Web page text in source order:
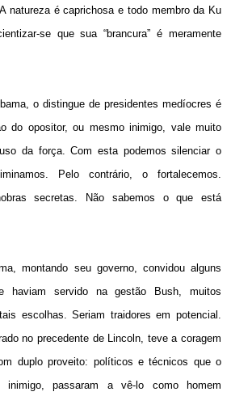
natureza é caprichosa e todo membro da Ku
se que sua “brancura” é meramente
o distingue de presidentes medíocres é
do opositor, ou mesmo inimigo, vale muito
da força. Com esta podemos silenciar o
Pelo contrário, o fortalecemos.
secretas. Não sabemos o que está
montando seu governo, convidou alguns
haviam servido na gestão Bush, muitos
escolhas. Seriam traidoresem potencial.
no precedente de Lincoln, teve a coragem
duplo proveito: políticos e técnicos que o
inimigo, passaram a vê-lo como homem